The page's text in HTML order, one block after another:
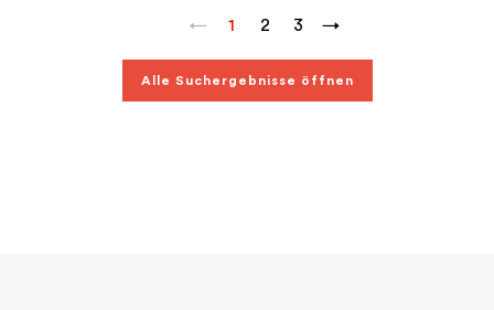
← 1 2 3 →
Alle Suchergebnisse öffnen